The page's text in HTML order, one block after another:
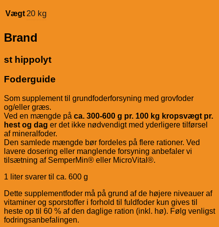
Vægt20 kg
Brand
st hippolyt
Foderguide
Som supplement til grundfoderforsyning med grovfoder
og/eller græs.
Ved en mængde på ca. 300-600 g pr. 100 kg kropsvægt pr.
hest og dag er det ikke nødvendigt med yderligere tilførsel
af mineralfoder.
Den samlede mængde bør fordeles på flere rationer. Ved
lavere dosering eller manglende forsyning anbefaler vi
tilsætning af SemperMin® eller MicroVital®.
1 liter svarer til ca. 600 g
Dette supplementfoder må på grund af de højere niveauer af
vitaminer og sporstoffer i forhold til fuldfoder kun gives til
heste op til 60 % af den daglige ration (inkl. hø). Følg venligst
fodringsanbefalingen.